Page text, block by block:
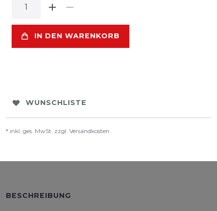
IN DEN WARENKORB
WUNSCHLISTE
* inkl. ges. MwSt. zzgl. Versandkosten
BESCHREIBUNG